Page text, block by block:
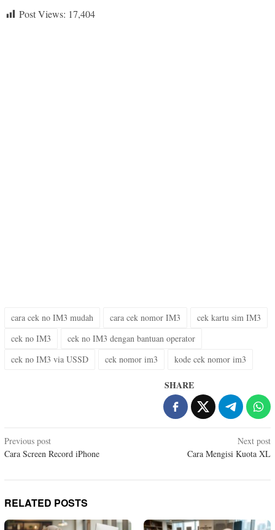
Post Views: 17,404
cara cek no IM3 mudah cara cek nomor IM3
cek kartu sim IM3
cek no IM3
cek no IM3 dengan bantuan operator
cek no IM3 via USSD
cek nomor im3 kode cek nomor im3
SHARE
Post
navigation
Previous post
Cara Screen Record iPhone
Next post
Cara Mengisi Kuota XL
RELATED POSTS